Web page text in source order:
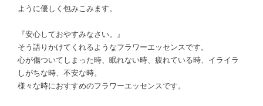
ように優しく包みこみます。
『安心しておやすみなさい。』
そう語りかけてくれるようなフラワーエッセンスです。
心が傷ついてしまった時、眠れない時、疲れている時、イライラ
しがちな時、不安な時。
様々な時におすすめのフラワーエッセンスです。